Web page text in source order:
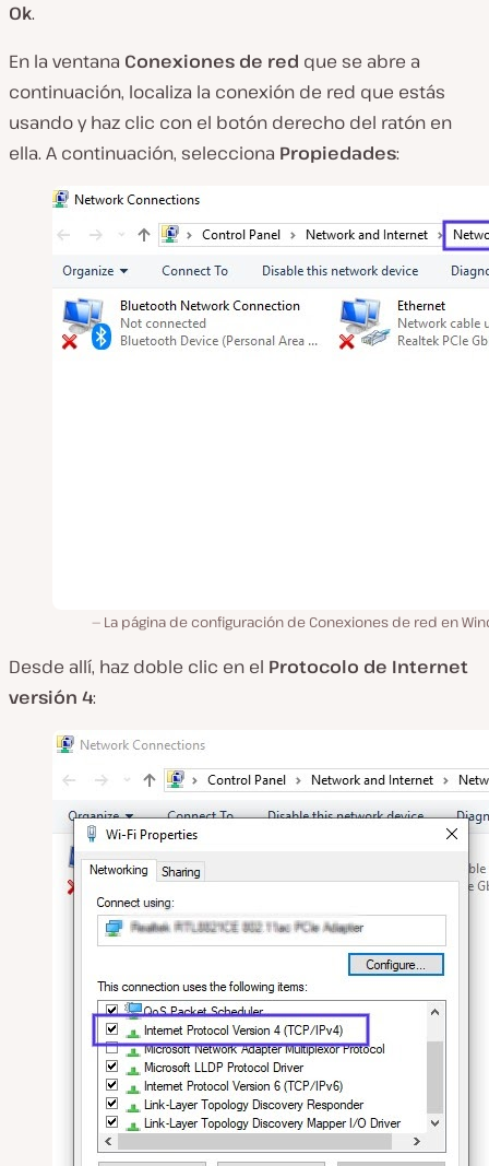
Ok.
En la ventana Conexiones de red que se abre a
continuación, localiza la conexión de red que estás
usando y haz clic con el botón derecho del ratón en
ella. A continuación, selecciona Propiedades:
La página de configuración de Conexiones de red en
Desde allí, haz doble clic en el Protocolo de Internet
versión 4: